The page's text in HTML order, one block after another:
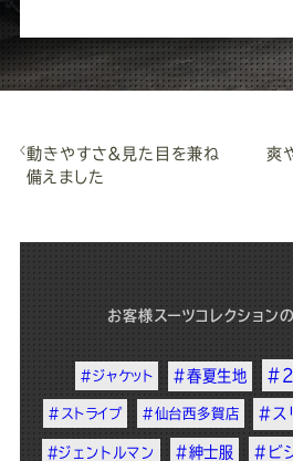
動きやすさ＆見た目を兼ね
備えました
爽
お客様スーツコレクションの
#ジャケット #春夏生地
#ストライプ #仙台西多賀店 #ス
#ジェントルマン #紳士服 #ビ